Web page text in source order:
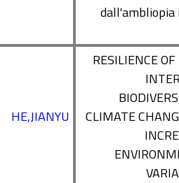
HE,JIANYU
RESILIENCE OF
CLIMATE